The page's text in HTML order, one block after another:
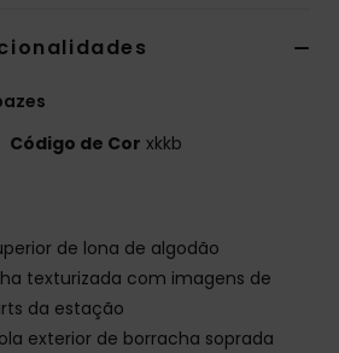
Código de Cor xkkb
de lona de algodão
texturizada com imagens de
da estação
exterior de borracha soprada